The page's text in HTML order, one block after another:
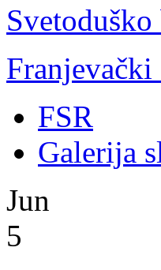
FSR
Galerija
Jun
5